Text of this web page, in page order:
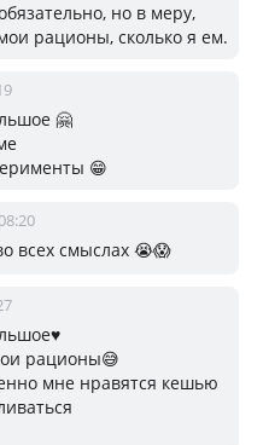
но в меру,
рационы, сколько я ем.
🤗
😁
всех смыслах 😭😱
рационы😅
мне нравятся кешью